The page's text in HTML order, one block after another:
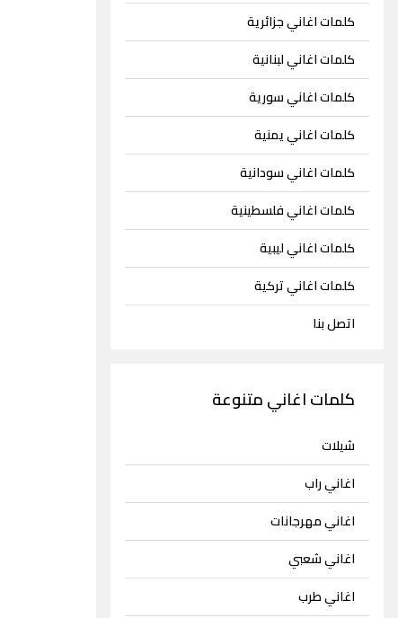
كلمات اغاني جزائرية
كلمات اغاني لبنانية
كلمات اغاني سورية
كلمات اغاني يمنية
كلمات اغاني سودانية
كلمات اغاني فلسطينية
كلمات اغاني ليبية
كلمات اغاني تركية
اتصل بنا
كلمات اغاني متنوعة
شيلات
اغاني راب
اغاني مهرجانات
اغاني شعبي
اغاني طرب